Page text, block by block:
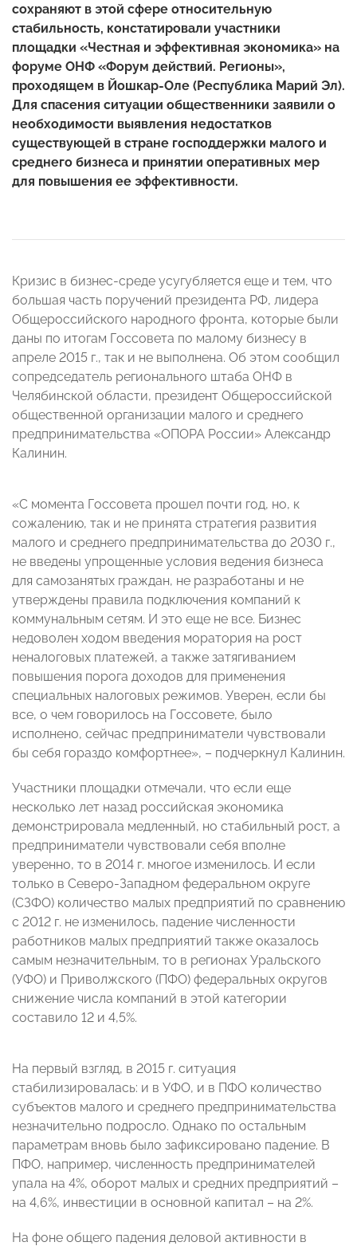
сохраняют в этой сфере относительную
стабильность, констатировали участники
площадки «Честная и эффективная экономика» на
форуме ОНФ «Форум действий. Регионы»,
проходящем в Йошкар-Оле (Республика Марий Эл).
Для спасения ситуации общественники заявили о
необходимости выявления недостатков
существующей в стране господдержки малого и
среднего бизнеса и принятии оперативных мер
для повышения ее эффективности.
Кризис в бизнес-среде усугубляется еще и тем, что
большая часть поручений президента РФ, лидера
Общероссийского народного фронта, которые были
даны по итогам Госсовета по малому бизнесу в
апреле 2015 г., так и не выполнена. Об этом сообщил
сопредседатель регионального штаба ОНФ в
Челябинской области, президент Общероссийской
общественной организации малого и среднего
предпринимательства «ОПОРА России» Александр
Калинин.
«С момента Госсовета прошел почти год, но, к
сожалению, так и не принята стратегия развития
малого и среднего предпринимательства до 2030 г.,
не введены упрощенные условия ведения бизнеса
для самозанятых граждан, не разработаны и не
утверждены правила подключения компаний к
коммунальным сетям. И это еще не все. Бизнес
недоволен ходом введения моратория на рост
неналоговых платежей, а также затягиванием
повышения порога доходов для применения
специальных налоговых режимов. Уверен, если бы
все, о чем говорилось на Госсовете, было
исполнено, сейчас предприниматели чувствовали
бы себя гораздо комфортнее», – подчеркнул Калинин.
Участники площадки отмечали, что если еще
несколько лет назад российская экономика
демонстрировала медленный, но стабильный рост, а
предприниматели чувствовали себя вполне
уверенно, то в 2014 г. многое изменилось. И если
только в Северо-Западном федеральном округе
(СЗФО) количество малых предприятий по сравнению
с 2012 г. не изменилось, падение численности
работников малых предприятий также оказалось
самым незначительным, то в регионах Уральского
(УФО) и Приволжского (ПФО) федеральных округов
снижение числа компаний в этой категории
составило 12 и 4,5%.
На первый взгляд, в 2015 г. ситуация
стабилизировалась: и в УФО, и в ПФО количество
субъектов малого и среднего предпринимательства
незначительно подросло. Однако по остальным
параметрам вновь было зафиксировано падение. В
ПФО, например, численность предпринимателей
упала на 4%, оборот малых и средних предприятий –
на 4,6%, инвестиции в основной капитал – на 2%.
На фоне общего падения деловой активности в